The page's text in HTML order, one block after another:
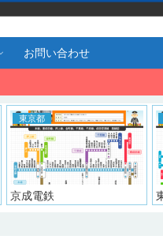
お問い合わせ
東京都
東武鉄道